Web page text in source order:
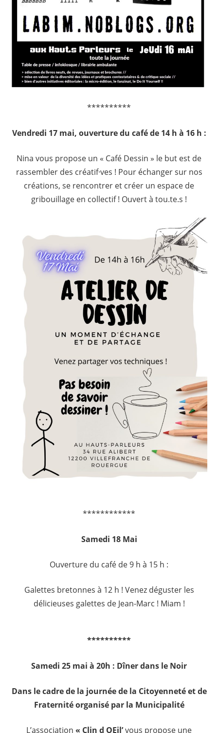
**********
Vendredi 17 mai, ouverture du café de 14 h à 16 h :
Nina vous propose un « Café Dessin » le but est de
rassembler des créatif·ves ! Pour échanger sur nos
créations, se rencontrer et créer un espace de
gribouillage en collectif ! Ouvert à tou.te.s !
************
Samedi 18 Mai
Ouverture du café de 9 h à 15 h :
Galettes bretonnes à 12 h ! Venez déguster les
délicieuses galettes de Jean-Marc ! Miam !
**********
Samedi 25 mai à 20h : Dîner dans le Noir
Dans le cadre de la journée de la Citoyenneté et de
Fraternité organisé par la Municipalité
L’association « Clin d OEil’vous propose une